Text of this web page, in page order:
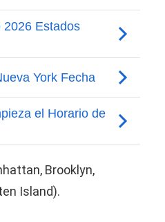
Brooklyn,
Island).